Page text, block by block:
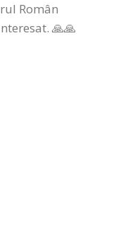
Român
🙏🙏